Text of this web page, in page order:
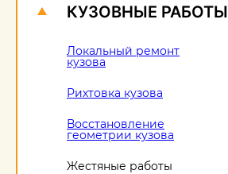
КУЗОВНЫЕ РАБОТЫ
Локальный ремонт
кузова
Рихтовка кузова
Восстановление
геометрии кузова
Жестяные работы